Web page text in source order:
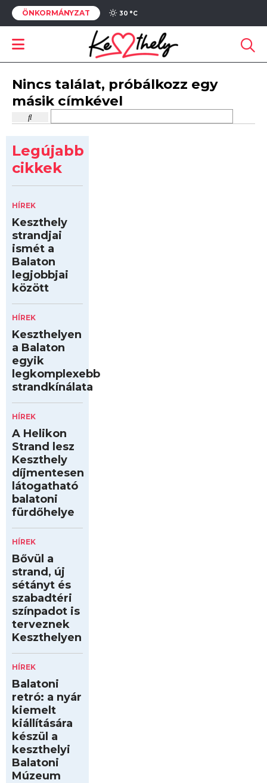
ÖNKORMÁNYZAT 30 °C
Nincs találat, próbálkozz egy
másik címkével
Legújabb
cikkek
HÍREK
Keszthely
strandjai
ismét a
Balaton
legjobbjai
között
HÍREK
Keszthelyen
a Balaton
egyik
legkomplexebb
strandkínálata
HÍREK
A Helikon
Strand lesz
Keszthely
díjmentesen
látogatható
balatoni
fürdőhelye
HÍREK
Bővül a
strand, új
sétányt és
szabadtéri
színpadot is
terveznek
Keszthelyen
HÍREK
Balatoni
retró: a nyár
kiemelt
kiállítására
készül a
keszthelyi
Balatoni
Múzeum